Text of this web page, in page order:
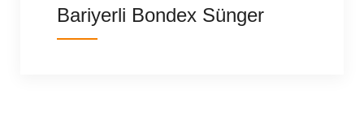
Bariyerli Bondex Sünger